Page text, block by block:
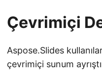
Çevrimiçi
Aspose.Slides
çevrimiçi sunum